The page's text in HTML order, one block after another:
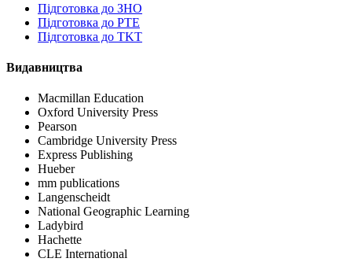
Пiдготовка до ЗНО
Підготовка до PTE
Підготовка до TKT
Видавництва
Macmillan Education
Oxford University Press
Pearson
Cambridge University Press
Express Publishing
Hueber
mm publications
Langenscheidt
National Geographic Learning
Ladybird
Hachette
CLE International